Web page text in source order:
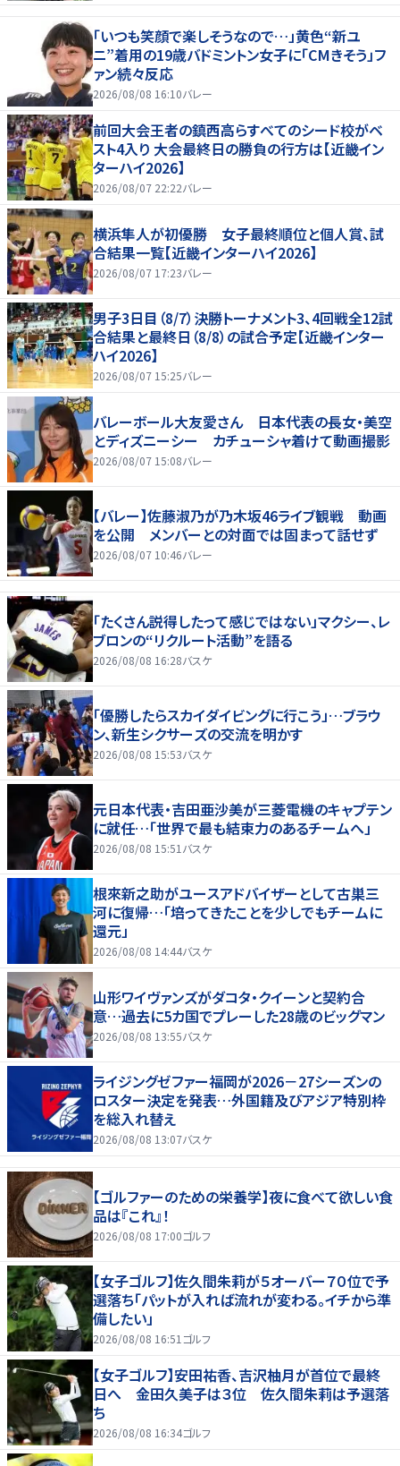
「いつも笑顔で楽しそうなので…」黄色“新ユ
ニ”着用の19歳バドミントン女子に「CMきそう」フ
ァン続々反応
2026/08/08 16:10バレー
前回大会王者の鎮西高らすべてのシード校がベ
スト4入り 大会最終日の勝負の行方は【近畿イン
ターハイ2026】
2026/08/07 22:22バレー
横浜隼人が初優勝 女子最終順位と個人賞、試
合結果一覧【近畿インターハイ2026】
2026/08/07 17:23バレー
男子3日目（8/7）決勝トーナメント3、4回戦全12試
合結果と最終日（8/8）の試合予定【近畿インター
ハイ2026】
2026/08/07 15:25バレー
バレーボール大友愛さん 日本代表の長女・美空
とディズニーシー カチューシャ着けて動画撮影
2026/08/07 15:08バレー
【バレー】佐藤淑乃が乃木坂46ライブ観戦 動画
を公開 メンバーとの対面では固まって話せず
2026/08/07 10:46バレー
「たくさん説得したって感じではない」マクシー、レ
ブロンの“リクルート活動”を語る
2026/08/08 16:28バスケ
「優勝したらスカイダイビングに行こう」…ブラウ
ン、新生シクサーズの交流を明かす
2026/08/08 15:53バスケ
元日本代表・吉田亜沙美が三菱電機のキャプテン
に就任…「世界で最も結束力のあるチームへ」
2026/08/08 15:51 バスケ
根來新之助がユースアドバイザーとして古巣三
河に復帰…「培ってきたことを少しでもチームに
還元」
2026/08/08 14:44バスケ
山形ワイヴァンズがダコタ・クイーンと契約合
意…過去に5カ国でプレーした28歳のビッグマン
2026/08/08 13:55バスケ
ライジングゼファー福岡が2026－27シーズンの
ロスター決定を発表…外国籍及びアジア特別枠
を総入れ替え
2026/08/08 13:07バスケ
【ゴルファーのための栄養学】夜に食べて欲しい食
品は『これ』！
2026/08/08 17:00ゴルフ
【女子ゴルフ】佐久間朱莉が５オーバー７０位で予
選落ち「パットが入れば流れが変わる。イチから準
備したい」
2026/08/08 16:51 ゴルフ
【女子ゴルフ】安田祐香、吉沢柚月が首位で最終
日へ 金田久美子は３位 佐久間朱莉は予選落
ち
2026/08/08 16:34ゴルフ